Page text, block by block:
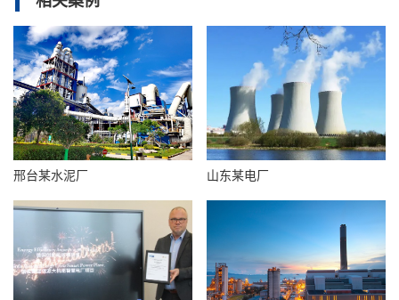
相关案例